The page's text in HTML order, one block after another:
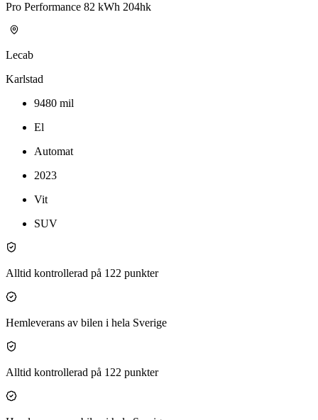
Pro Performance 82 kWh 204hk
Lecab
Karlstad
9480 mil
El
Automat
2023
Vit
SUV
Alltid kontrollerad på 122 punkter
Hemleverans av bilen i hela Sverige
Alltid kontrollerad på 122 punkter